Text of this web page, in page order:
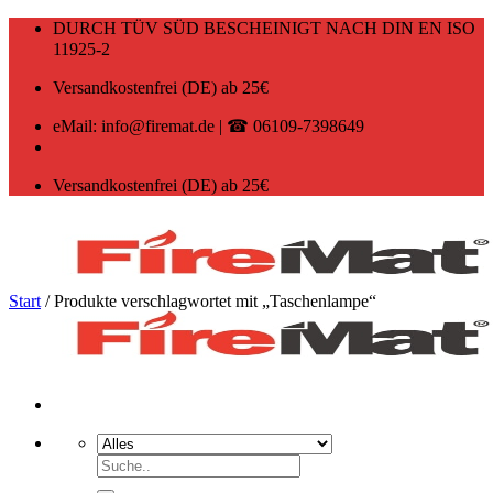
Zum
DURCH TÜV SÜD BESCHEINIGT NACH DIN EN ISO
11925-2
Versandkostenfrei (DE) ab 25€
eMail: info@firemat.de | ☎ 06109-7398649
Versandkostenfrei (DE) ab 25€
Suchen
nach:
Start /Produkte verschlagwortet mit „Taschenlampe“